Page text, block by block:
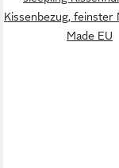
Kissenbezug, feinster
Made EU